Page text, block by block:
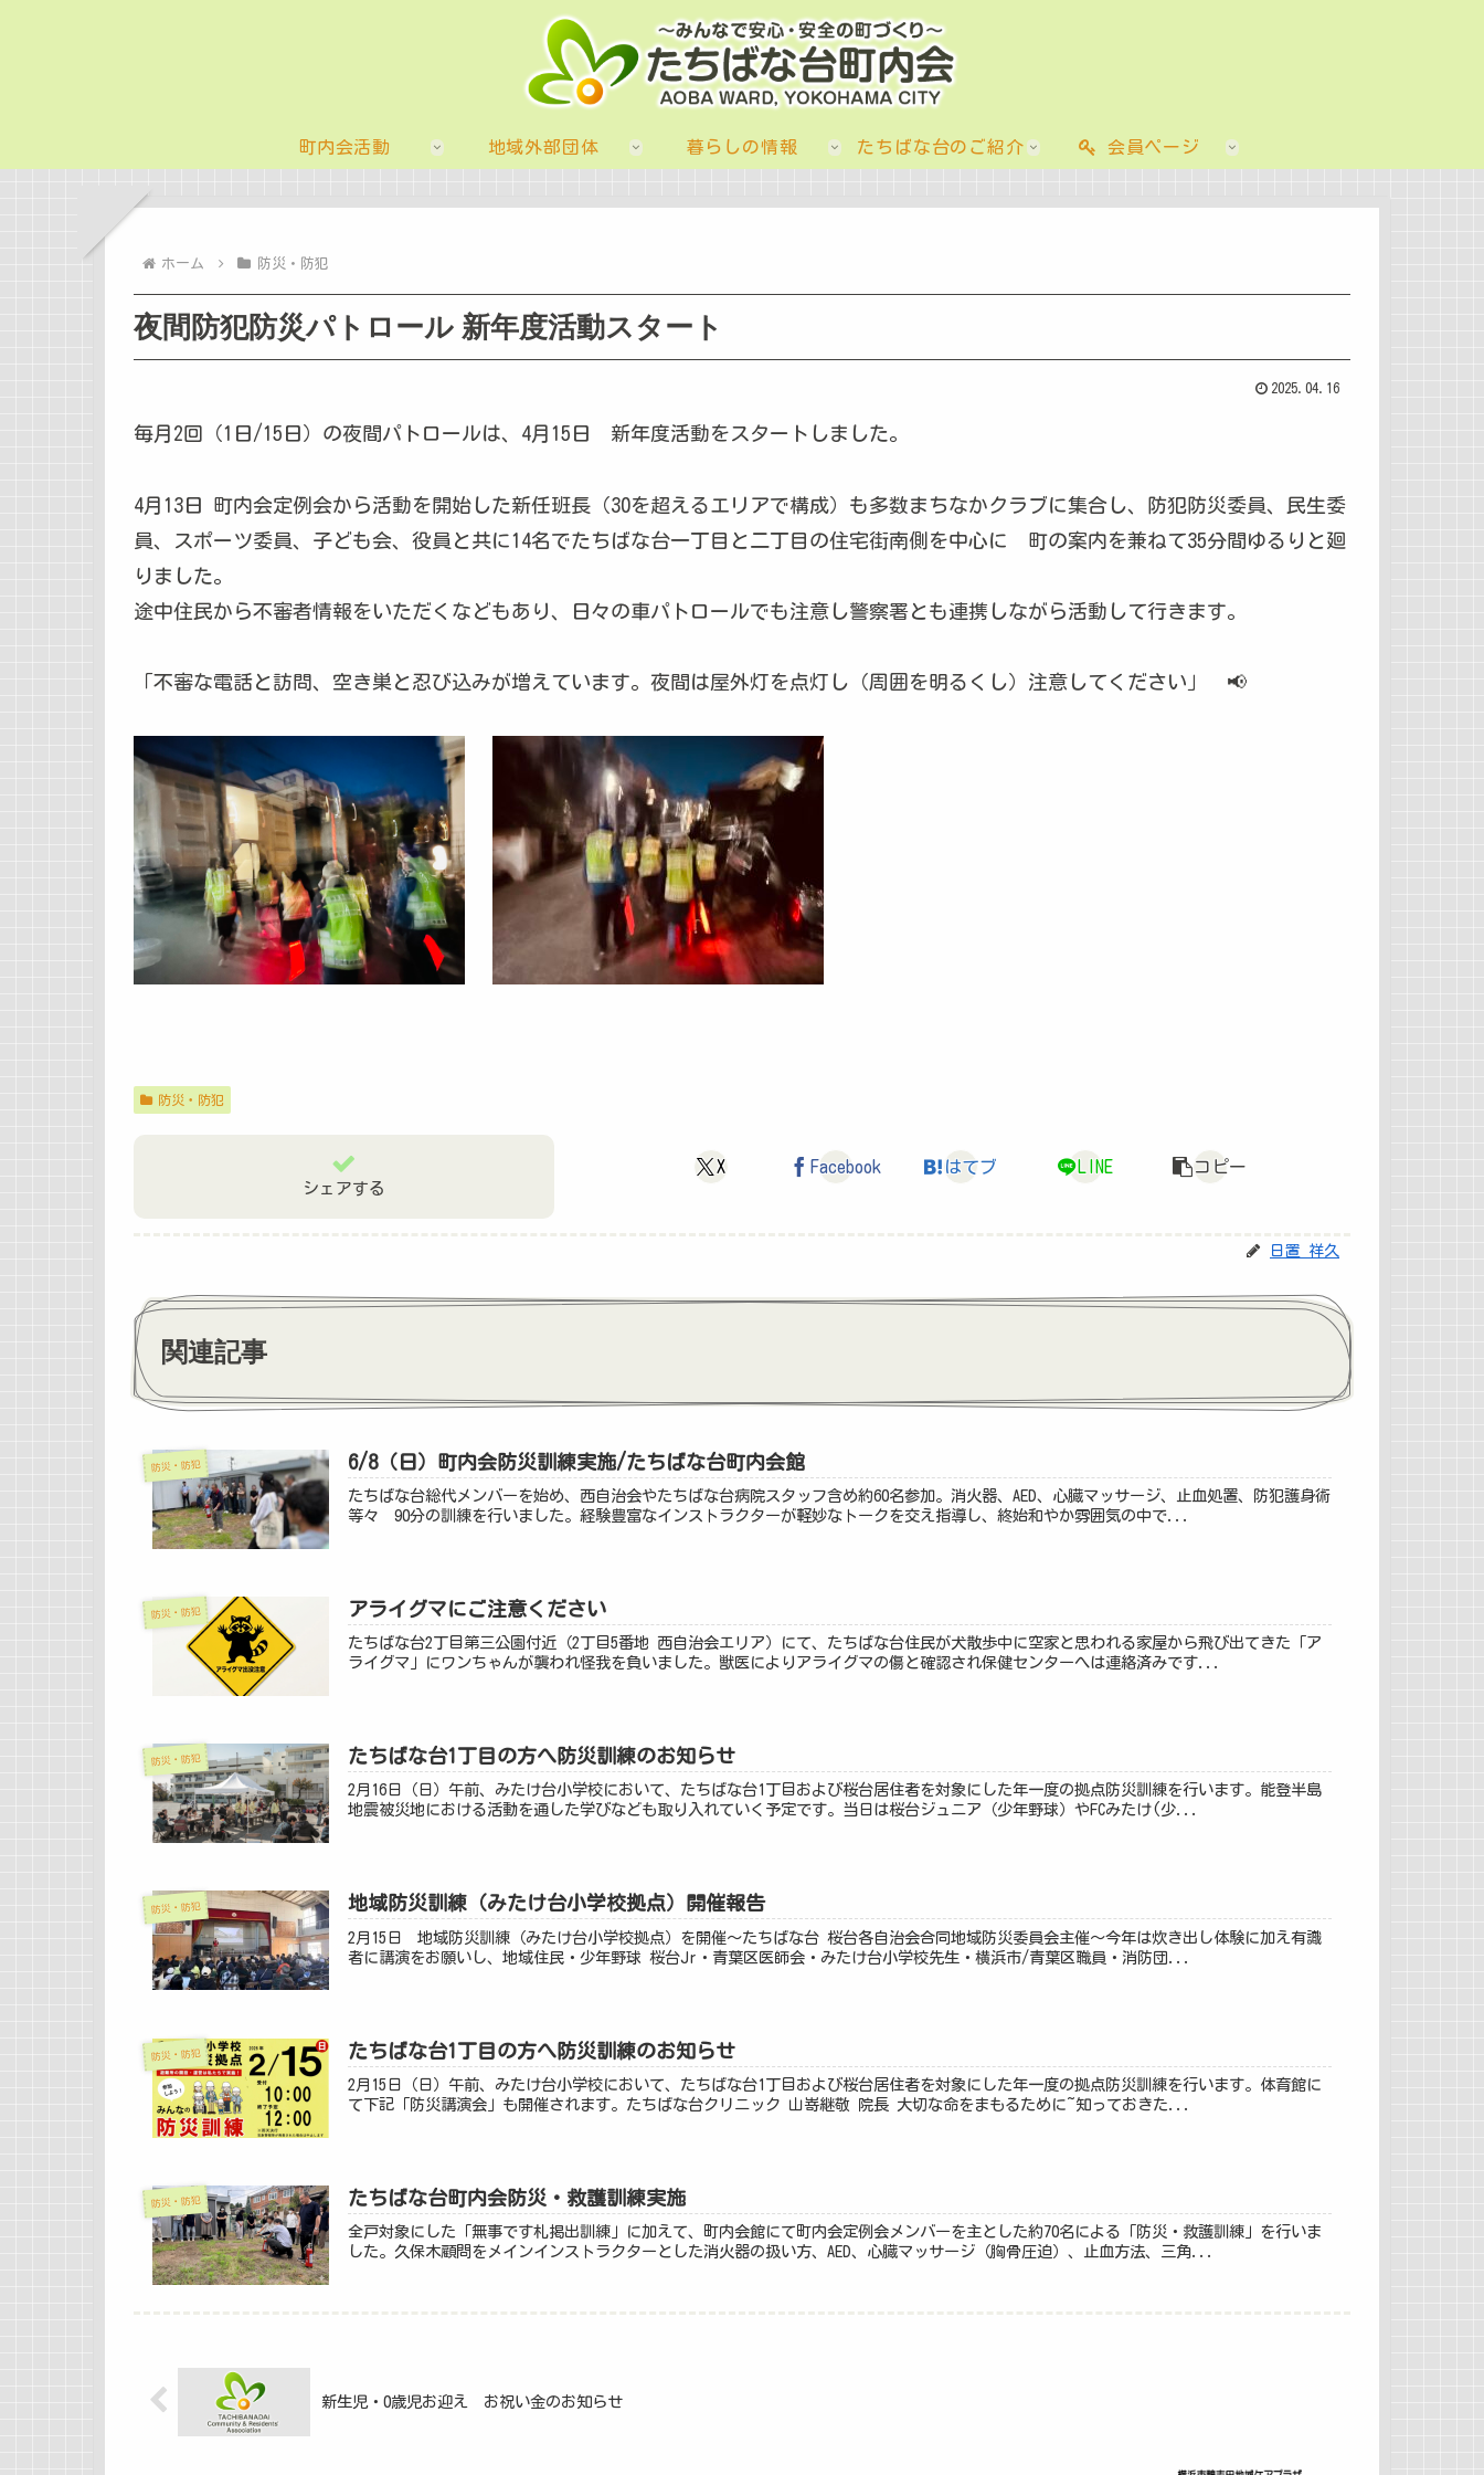
町内会活動 地域外部団体 暮らしの情報 たちばな台のご紹介 会員ページ
ホーム 防災・防犯
夜間防犯防災パトロール 新年度活動スタート
2025.04.16
毎月2回（1日/15日）の夜間パトロールは、4月15日 新年度活動をスタートしました。
4月13日 町内会定例会から活動を開始した新任班長（30を超えるエリアで構成）も多数まちなかクラブに集合し、防犯防災委員、民生委
員、スポーツ委員、子ども会、役員と共に14名でたちばな台一丁目と二丁目の住宅街南側を中心に 町の案内を兼ねて35分間ゆるりと廻
りました。
途中住民から不審者情報をいただくなどもあり、日々の車パトロールでも注意し警察署とも連携しながら活動して行きます。
「不審な電話と訪問、空き巣と忍び込みが増えています。夜間は屋外灯を点灯し（周囲を明るくし）注意してください」 📢
防災・防犯
シェアする
X Facebook はてブ LINE コピー
日置 祥久
関連記事
防災・防犯 6/8（日）町内会防災訓練実施/たちばな台町内会館
たちばな台総代メンバーを始め、西自治会やたちばな台病院スタッフ含め約60名参加。消火器、AED、心臓マッサージ、止血処置、防犯護身術
等々 90分の訓練を行いました。経験豊富なインストラクターが軽妙なトークを交え指導し、終始和やか雰囲気の中で...
防災・防犯 アライグマにご注意ください
たちばな台2丁目第三公園付近（2丁目5番地 西自治会エリア）にて、たちばな台住民が犬散歩中に空家と思われる家屋から飛び出てきた「ア
ライグマ」にワンちゃんが襲われ怪我を負いました。獣医によりアライグマの傷と確認され保健センターへは連絡済みです...
防災・防犯 たちばな台1丁目の方へ防災訓練のお知らせ
2月16日（日）午前、みたけ台小学校において、たちばな台1丁目および桜台居住者を対象にした年一度の拠点防災訓練を行います。能登半島
地震被災地における活動を通した学びなども取り入れていく予定です。当日は桜台ジュニア（少年野球）やFCみたけ(少...
防災・防犯 地域防災訓練（みたけ台小学校拠点）開催報告
2月15日 地域防災訓練（みたけ台小学校拠点）を開催〜たちばな台 桜台各自治会合同地域防災委員会主催〜今年は炊き出し体験に加え有識
者に講演をお願いし、地域住民・少年野球 桜台Jr・青葉区医師会・みたけ台小学校先生・横浜市/青葉区職員・消防団...
防災・防犯 たちばな台1丁目の方へ防災訓練のお知らせ
2月15日（日）午前、みたけ台小学校において、たちばな台1丁目および桜台居住者を対象にした年一度の拠点防災訓練を行います。体育館に
て下記「防災講演会」も開催されます。たちばな台クリニック 山嵜継敬 院長 大切な命をまもるために~知っておきた...
防災・防犯 たちばな台町内会防災・救護訓練実施
全戸対象にした「無事です札掲出訓練」に加えて、町内会館にて町内会定例会メンバーを主とした約70名による「防災・救護訓練」を行いま
した。久保木顧問をメインインストラクターとした消火器の扱い方、AED、心臓マッサージ（胸骨圧迫）、止血方法、三角...
新生児・0歳児お迎え お祝い金のお知らせ